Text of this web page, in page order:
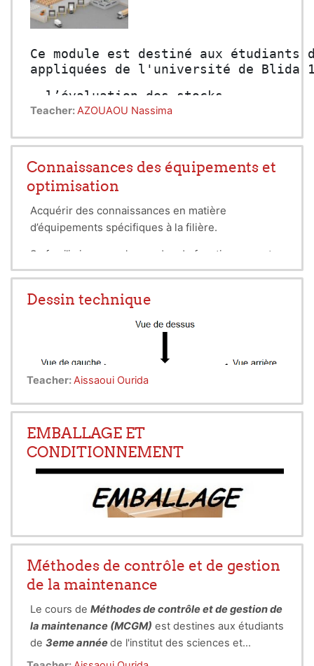
Ce module est destiné aux
appliquées de l'université de
- l’évaluation des stocks,
- les techniques d’inventaires,
- les règles de lotissement,
Le module, permet aux étudiants de
Teacher: AZOUAOU Nassima
Connaissances des équipements et
optimisation
Acquérir des connaissances en matière
d’équipements spécifiques à la filière.
Se familiariser avec les modes de fonctionnement,
les réglages et la maintenance.
Dessin technique
Ledessintechniqueest le moyen d’expression
C’est un langage conventionnel soumis à de
nombreuse normes afin d’éviter toutes erreurs
Le cours de dessin techniqueest destine pour les
étudiants de 3eme années (L3) de l'institut des
sciences et techniques appliquéesde l'université
de blida 1.
Teacher: Aissaoui Ourida
EMBALLAGE ET
CONDITIONNEMENT
Méthodes de contrôle et de gestion
de la maintenance
Le cours de Méthodes de contrôle et de gestion de
la maintenance (MCGM) est destines aux étudiants
de 3eme annéede l'institut des sciences et
techniques appliques de l'Université de blida 1.
Mr KOUIDMIR Oussama